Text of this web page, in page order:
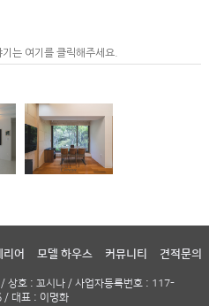
는 여기를 클릭해주세요.
리어 모델 하우스 커뮤니티 견적문의
상호 : 꼬시나 / 사업자등록번호 : 117-
대표 : 이명화